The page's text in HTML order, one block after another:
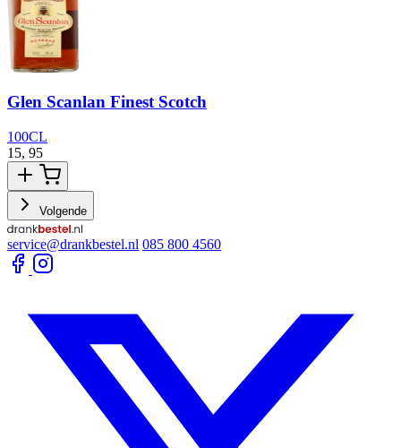
Glen Scanlan Finest Scotch
100CL
15, 95
Volgende
service@drankbestel.nl 085 800 4560